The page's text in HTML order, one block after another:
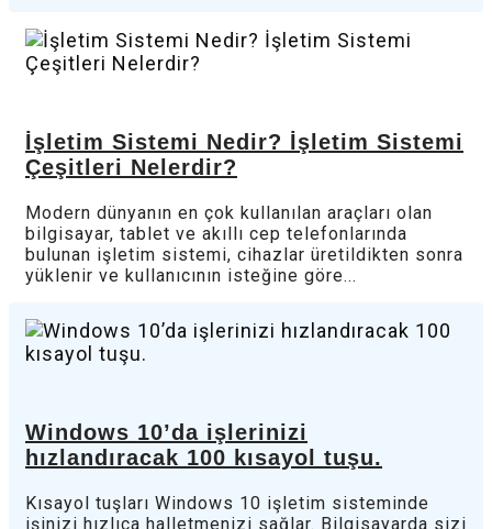
İşletim Sistemi Nedir? İşletim Sistemi
Çeşitleri Nelerdir?
Modern dünyanın en çok kullanılan araçları olan
bilgisayar, tablet ve akıllı cep telefonlarında
bulunan işletim sistemi, cihazlar üretildikten sonra
yüklenir ve kullanıcının isteğine göre...
Windows 10’da işlerinizi
hızlandıracak 100 kısayol tuşu.
Kısayol tuşları Windows 10 işletim sisteminde
işinizi hızlıca halletmenizi sağlar. Bilgisayarda sizi